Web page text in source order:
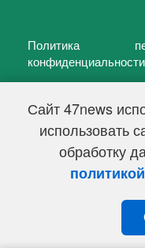
Сайт 47news
использовать
обработку
Политика
конфиденциальности
47 новостей (47 news)
Свидетельство о
Федеральной службой по
информационных